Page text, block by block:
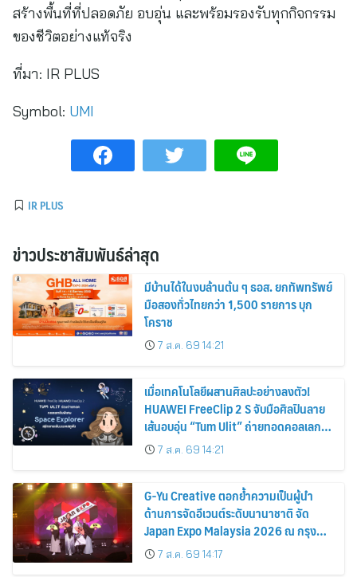
สร้างพื้นที่ที่ปลอดภัย อบอุ่น และพร้อมรองรับทุกกิจกรรม
ของชีวิตอย่างแท้จริง
ที่มา: IR PLUS
Symbol: UMI
IR PLUS
ข่าวประชาสัมพันธ์ล่าสุด
มีบ้านได้ในงบล้านต้น ๆ ธอส. ยกทัพทรัพย์
มือสองทั่วไทยกว่า 1,500 รายการ บุก
โคราช
7 ส.ค. 69 14:21
เมื่อเทคโนโลยีผสานศิลปะอย่างลงตัว!
HUAWEI FreeClip 2 S จับมือศิลปินลาย
เส้นอบอุ่น “Tum Ulit” ถ่ายทอดคอลเลก
ชันพิเศษ “Space Explorer” สลักลายเส้น
บนเคสหูฟัง
7 ส.ค. 69 14:21
G-Yu Creative ตอกย้ำความเป็นผู้นำ
ด้านการจัดอีเวนต์ระดับนานาชาติ จัด
Japan Expo Malaysia 2026 ณ กรุง
กัวลาลัมเปอร์อย่างยิ่งใหญ่
7 ส.ค. 69 14:17